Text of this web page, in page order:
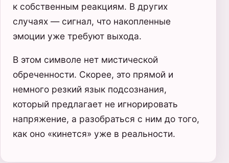
к собственным реакциям. В других
случаях — сигнал, что накопленные
эмоции уже требуют выхода.
В этом символе нет мистической
обреченности. Скорее, это прямой и
немного резкий язык подсознания,
который предлагает не игнорировать
напряжение, а разобраться с ним до того,
как оно «кинетcя» уже в реальности.